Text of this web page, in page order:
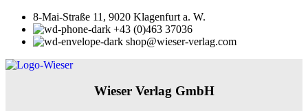
8-Mai-Straße 11, 9020 Klagenfurt a. W.
+43 (0)463 37036
shop@wieser-verlag.com
Wieser Verlag GmbH